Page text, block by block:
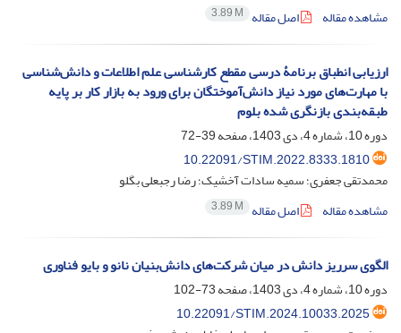
مشاهده مقاله
اصل مقاله 3.89 M
ارزیابی انطباق برنامۀ درسی مقطع کارشناسی علم اطلاعات و دانش‌‌شناسی
با مهارت‌های مورد نیاز دانش‌آموختگان برای ورود به بازار کار بر پایه
طبقه‌بندی بازنگری شده بلوم
دوره 10، شماره 4، دی 1403، صفحه
39-72
10.22091/STIM.2022.8333.1810
محمدتقی جعفری؛ سمیه سادات آخشیک؛ رضا رجبعلی بگلو
مشاهده مقاله
اصل مقاله 3.89 M
الگوی سرریز دانش در میان شرکت‌‌های دانش‌بنیان نانو و بایو فناوری
دوره 10، شماره 4، دی 1403، صفحه
73-102
10.22091/STIM.2024.10033.2025